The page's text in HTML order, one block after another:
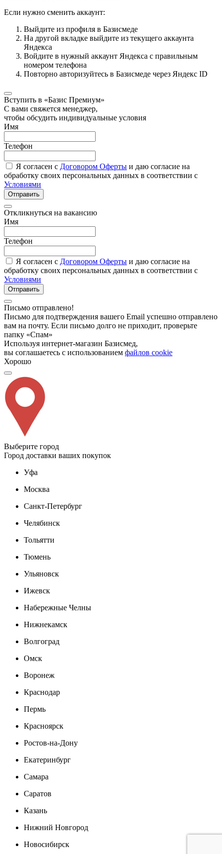
Если нужно сменить аккаунт:
Выйдите из профиля в Базисмеде
На другой вкладке выйдите из текущего аккаунта
Яндекса
Войдите в нужный аккаунт Яндекса с правильным
номером телефона
Повторно авторизуйтесь в Базисмеде через Яндекс ID
Вступить в «Базис Премиум»
С вами свяжется менеджер,
чтобы обсудить индивидуальные условия
Имя
Телефон
Я согласен с Договором Оферты и даю согласие на
обработку своих персональных данных в соответствии с
Условиями
Отправить
Откликнуться на вакансию
Имя
Телефон
Я согласен с Договором Оферты и даю согласие на
обработку своих персональных данных в соответствии с
Условиями
Отправить
Письмо отправлено!
Письмо для подтверждения вашего Email успешно отправлено
вам на почту. Если письмо долго не приходит, проверьте
папку «Спам»
Используя интернет-магазин Базисмед,
вы соглашаетесь с использованием файлов cookie
Хорошо
Выберите город
Город доставки ваших покупок
Уфа
Москва
Санкт-Петербург
Челябинск
Тольятти
Тюмень
Ульяновск
Ижевск
Набережные Челны
Нижнекамск
Волгоград
Омск
Воронеж
Краснодар
Пермь
Красноярск
Ростов-на-Дону
Екатеринбург
Самара
Саратов
Казань
Нижний Новгород
Новосибирск